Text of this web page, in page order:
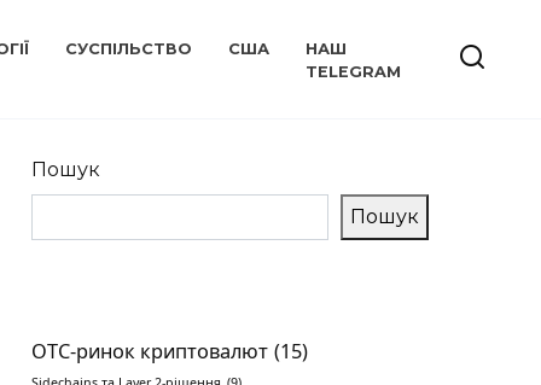
СУСПІЛЬСТВО США
НАШ
TELEGRAM
Пошук
Пошук
OTC-ринок криптовалют (15)